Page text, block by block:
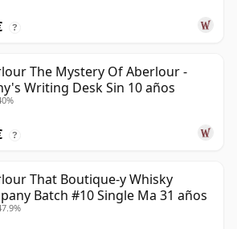
?
The Mystery Of Aberlour -
Writing Desk Sin 10 años
?
That Boutique-y Whisky
Batch #10 Single Ma 31 años